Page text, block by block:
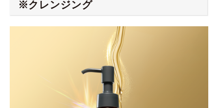
※クレンジング